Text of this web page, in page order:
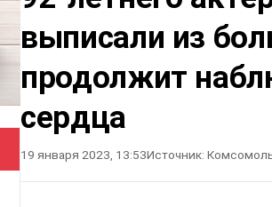
выписали из
продолжит
сердца
19 января 2023, 13:53Источник: